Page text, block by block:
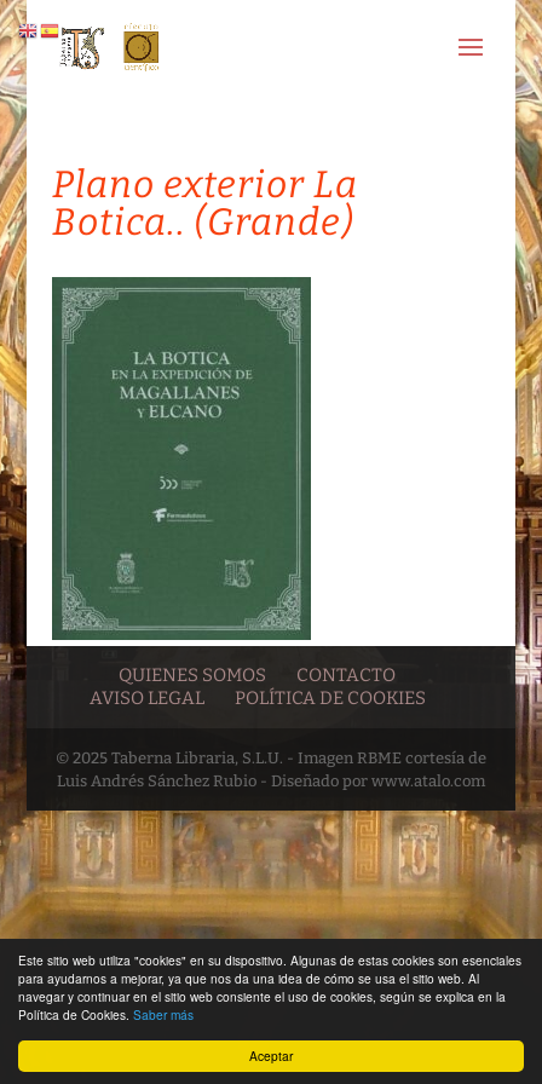
Aceptar
Este sitio web utiliza "cookies" en su dispositivo. Algunas de estas cookies son esenciales
para ayudarnos a mejorar, ya que nos da una idea de cómo se usa el sitio web. Al
navegar y continuar en el sitio web consiente el uso de cookies, según se explica en la
Política de Cookies. Saber más
Plano exterior La
Botica.. (Grande)
QUIENES SOMOS
CONTACTO
AVISO LEGAL
POLÍTICA DE COOKIES
© 2025 Taberna Libraria, S.L.U. - Imagen RBME cortesía de
Luis Andrés Sánchez Rubio - Diseñado por www.atalo.com